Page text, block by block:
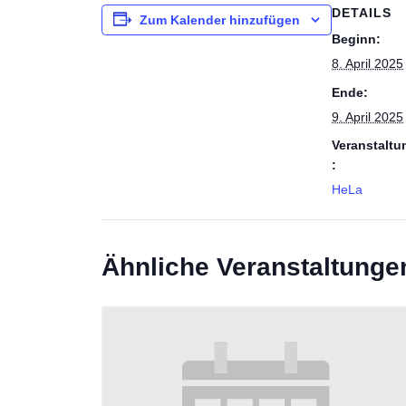
Zum Kalender hinzufügen
DETAILS
Beginn:
8. April 2025
Ende:
9. April 2025
:
HeLa
Ähnliche